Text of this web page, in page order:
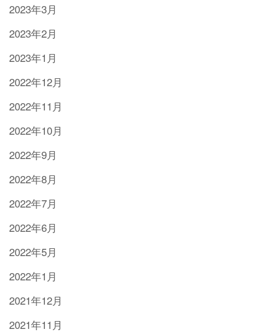
2023年3月
2023年2月
2023年1月
2022年12月
2022年11月
2022年10月
2022年9月
2022年8月
2022年7月
2022年6月
2022年5月
2022年1月
2021年12月
2021年11月